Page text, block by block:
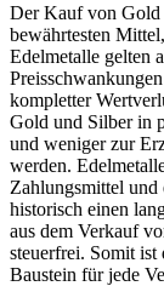
Der Kauf von Gold
bewährtesten
Edelmetalle gelten
kompletter
Gold und Silber in
und weniger zur
werden.
Zahlungsmittel und
historisch einen
aus dem Verkauf
steuerfrei. Somit
Baustein für jede